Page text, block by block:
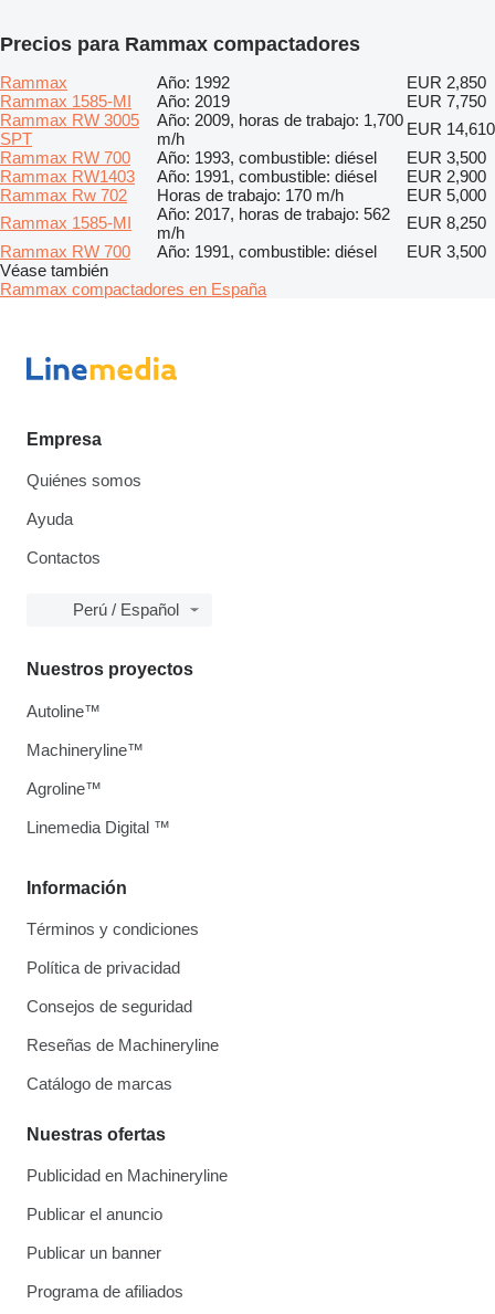
Precios para Rammax compactadores
Rammax Año: 1992
EUR 2,850
Rammax 1585-MI
Año: 2019
EUR 7,750
Rammax RW 3005
SPT
Año: 2009, horas de trabajo: 1,700
m/h
EUR 14,610
Rammax RW 700
Año: 1993, combustible: diésel
EUR 3,500
Rammax RW1403
Año: 1991, combustible: diésel
EUR 2,900
Rammax Rw 702
Horas de trabajo: 170 m/h
EUR 5,000
Rammax 1585-MI
Año: 2017, horas de trabajo: 562
m/h
EUR 8,250
Rammax RW 700
Año: 1991, combustible: diésel
EUR 3,500
Véase también
Rammax compactadores en España
Empresa
Quiénes somos
Ayuda
Contactos
Perú / Español
Información
Términos y condiciones
Política de privacidad
Consejos de seguridad
Reseñas de Machineryline
Catálogo de marcas
Nuestras ofertas
Publicidad en Machineryline
Publicar el anuncio
Publicar un banner
Programa de afiliados
Nuestros proyectos
Autoline™
Machineryline™
Agroline™
Linemedia Digital ™